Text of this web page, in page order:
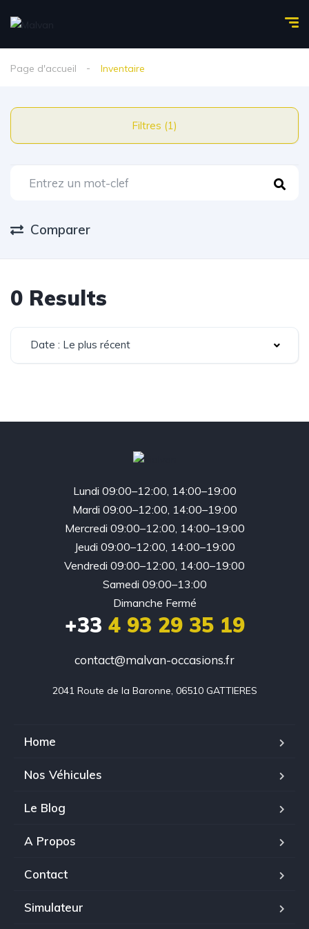
Page d'accueil Inventaire
Filtres (1)
Comparer
0 Results
Date : Le plus récent
Lundi 09:00–12:00, 14:00–19:00
Mardi 09:00–12:00, 14:00–19:00
Mercredi 09:00–12:00, 14:00–19:00
Jeudi 09:00–12:00, 14:00–19:00
Vendredi 09:00–12:00, 14:00–19:00
Samedi 09:00–13:00
Dimanche Fermé
+33 4 93 29 35 19
contact@malvan-occasions.fr
2041 Route de la Baronne, 06510 GATTIERES
Home
Nos Véhicules
Le Blog
A Propos
Contact
Simulateur